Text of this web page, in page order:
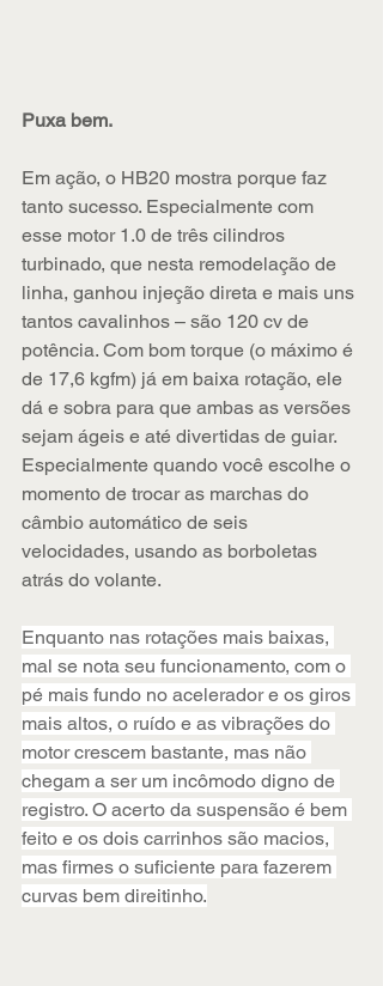
Puxa bem.
Em ação, o HB20 mostra porque faz
tanto sucesso. Especialmente com
esse motor 1.0 de três cilindros
turbinado, que nesta remodelação de
linha, ganhou injeção direta e mais uns
tantos cavalinhos – são 120 cv de
potência. Com bom torque (o máximo é
de 17,6 kgfm) já em baixa rotação, ele
dá e sobra para que ambas as versões
sejam ágeis e até divertidas de guiar.
Especialmente quando você escolhe o
momento de trocar as marchas do
câmbio automático de seis
velocidades, usando as borboletas
atrás do volante.
Enquanto nas rotações mais baixas,
mal se nota seu funcionamento, com o
pé mais fundo no acelerador e os giros
mais altos, o ruído e as vibrações do
motor crescem bastante, mas não
chegam a ser um incômodo digno de
registro. O acerto da suspensão é bem
feito e os dois carrinhos são macios,
mas firmes o suficiente para fazerem
curvas bem direitinho.